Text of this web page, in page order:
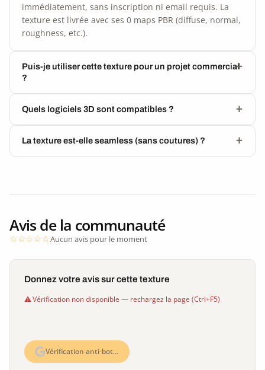
immédiatement, sans inscription ni email requis. La
texture est livrée avec ses 0 maps PBR (diffuse, normal,
roughness, etc.).
Puis-je utiliser cette texture pour un projet commercial
?
Quels logiciels 3D sont compatibles ?
La texture est-elle seamless (sans coutures) ?
Avis de la communauté
Aucun avis pour le moment
Donnez votre avis sur cette texture
Vérification non disponible — rechargez la page (Ctrl+F5)
Vérification anti-bot…